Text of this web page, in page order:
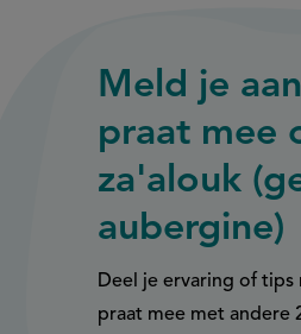
Meld je
praat mee
za'alouk
aubergine)
Deel je ervaring of tips
praat mee met andere